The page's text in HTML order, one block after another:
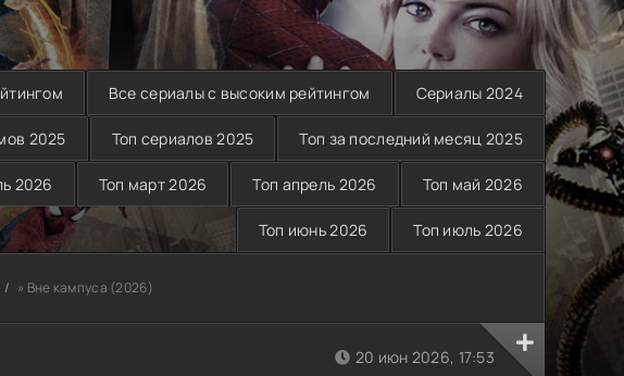
Все сериалы с высоким рейтингом Сериалы 2024
2025 Топ сериалов 2025 Топ за последний месяц 2025
2026 Топ март 2026 Топ апрель 2026 Топ май 2026
Топ июнь 2026 Топ июль 2026
» Вне кампуса (2026)
20 июн 2026, 17:53